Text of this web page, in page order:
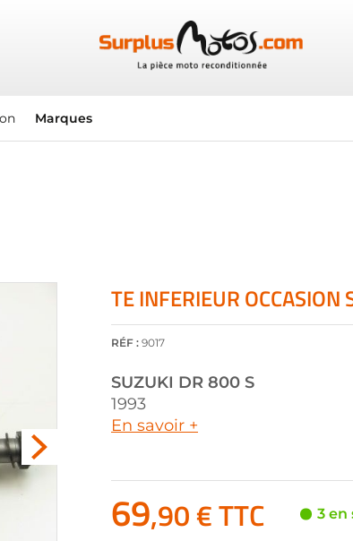
Marques
TE INFERIEUR
RÉF : 9017
SUZUKI DR 800 S
1993
En savoir +
69,90 € TTC 3 en